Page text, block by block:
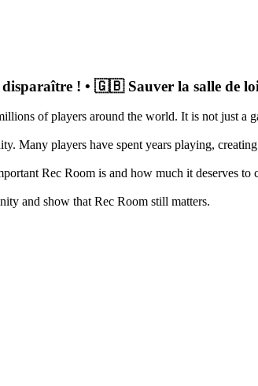
! • 🇬🇧 Sauver la salle de
of players around the world. It is not just a
Many players have spent years playing,
Rec Room is and how much it deserves to
and show that Rec Room still matters.